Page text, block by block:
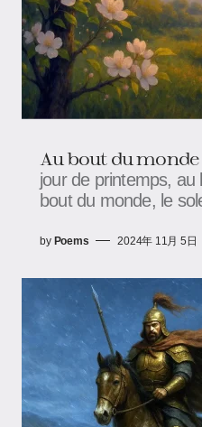
Au bout du
jour de printemps,
bout du monde, le
by Poems 2024年 11月 5日